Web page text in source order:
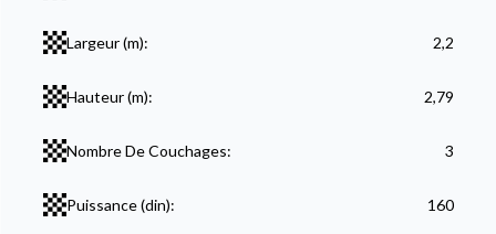
Largeur (m): 2,2
Hauteur (m): 2,79
Nombre De Couchages: 3
Puissance (din): 160